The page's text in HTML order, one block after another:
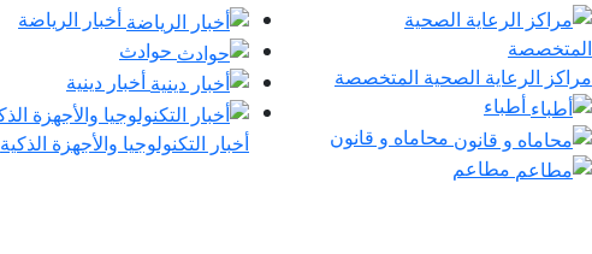
مراكز الرعاية الصحية المتخصصة
أطباء
محاماه و قانون
مطاعم
أخبار الرياضة
حوادث
أخبار دينية
أخبار التكنولوجيا والأجهزة الذكية